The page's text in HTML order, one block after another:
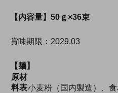
【内容量】50ｇ×36束
賞味期限：2029.03
【麺】
原材
料表小麦粉（国内製造）、